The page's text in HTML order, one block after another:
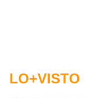
LO+VISTO